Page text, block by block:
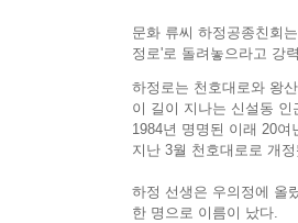
문화 류씨 하정공종친회
정로'로 돌려놓으라고 강
하정로는 천호대로와 왕
이 길이 지나는 신설동
1984년 명명된 이래 20
지난 3월 천호대로로 개
하정 선생은 우의정에 올
한 명으로 이름이 났다.